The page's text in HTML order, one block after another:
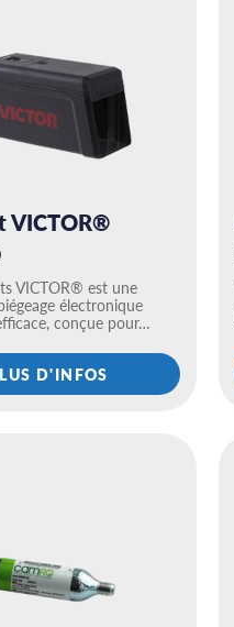
VICTOR®
VICTOR® est une
électronique
conçue pour…
D'INFOS